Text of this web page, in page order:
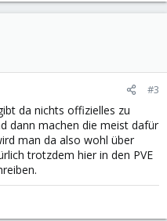
#3
da nichts offizielles zu
dann machen die meist dafür
man da also wohl über
trotzdem hier in den PVE